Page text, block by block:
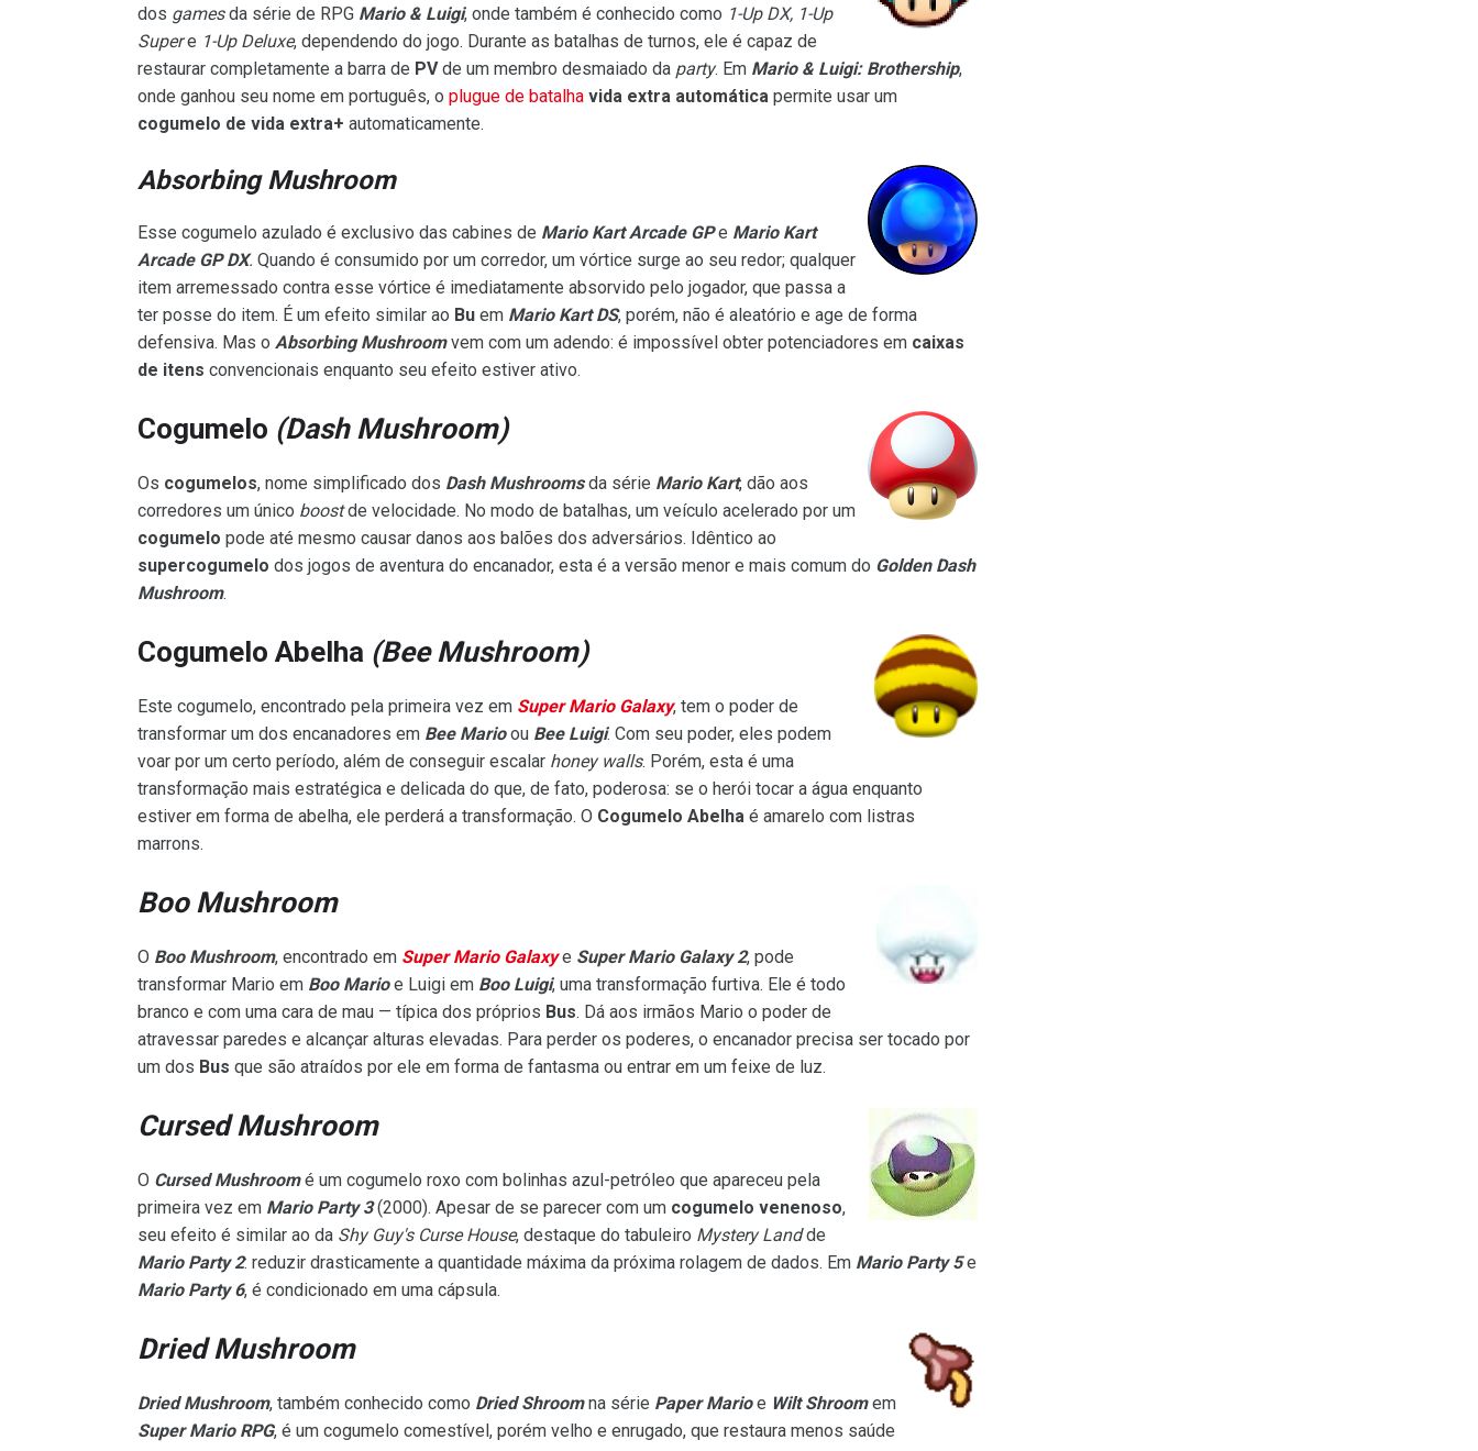
dos gamesda série de RPG Mario & Luigi, onde também é conhecido como 1-Up DX, 1-Up
Supere 1-Up Deluxe, dependendo do jogo. Durante as batalhas de turnos, ele é capaz de
restaurar completamente a barra de PVde um membro desmaiado da party. Em Mario & Luigi: Brothership,
onde ganhou seu nome em português, o plugue de batalha vida extra automática permite usar um
cogumelo de vida extra+ automaticamente.
Absorbing Mushroom
Esse cogumelo azulado é exclusivo das cabines de Mario Kart Arcade GPe Mario Kart
Arcade GP DX. Quando é consumido por um corredor, um vórtice surge ao seu redor; qualquer
item arremessado contra esse vórtice é imediatamente absorvido pelo jogador, que passa a
ter posse do item. É um efeito similar ao Bu em Mario Kart DS, porém, não é aleatório e age de forma
defensiva. Mas o Absorbing Mushroomvem com um adendo: é impossível obter potenciadores em caixas
de itens convencionais enquanto seu efeito estiver ativo.
Cogumelo (Dash Mushroom)
Os cogumelos, nome simplificado dos Dash Mushroomsda série Mario Kart, dão aos
corredores um único boostde velocidade. No modo de batalhas, um veículo acelerado por um
cogumelo pode até mesmo causar danos aos balões dos adversários. Idêntico ao
supercogumelo dos jogos de aventura do encanador, esta é a versão menor e mais comum do Golden Dash
Mushroom.
Cogumelo Abelha (Bee Mushroom)
Este cogumelo, encontrado pela primeira vez em Super Mario Galaxy, tem o poder de
transformar um dos encanadores em Bee Marioou Bee Luigi. Com seu poder, eles podem
voar por um certo período, além de conseguir escalar honey walls. Porém, esta é uma
transformação mais estratégica e delicada do que, de fato, poderosa: se o herói tocar a água enquanto
estiver em forma de abelha, ele perderá a transformação. O Cogumelo Abelha é amarelo com listras
marrons.
Boo Mushroom
O Boo Mushroom, encontrado em Super Mario Galaxye Super Mario Galaxy 2, pode
transformar Mario em Boo Marioe Luigi em Boo Luigi, uma transformação furtiva. Ele é todo
branco e com uma cara de mau — típica dos próprios Bus. Dá aos irmãos Mario o poder de
atravessar paredes e alcançar alturas elevadas. Para perder os poderes, o encanador precisa ser tocado por
um dos Bus que são atraídos por ele em forma de fantasma ou entrar em um feixe de luz.
Cursed Mushroom
O Cursed Mushroomé um cogumelo roxo com bolinhas azul-petróleo que apareceu pela
primeira vez em Mario Party 3(2000). Apesar de se parecer com um cogumelo venenoso,
seu efeito é similar ao da Shy Guy's Curse House, destaque do tabuleiro Mystery Landde
Mario Party 2: reduzir drasticamente a quantidade máxima da próxima rolagem de dados. Em Mario Party 5e
Mario Party 6, é condicionado em uma cápsula.
Dried Mushroom
Dried Mushroom, também conhecido como Dried Shroomna série Paper Marioe Wilt Shroomem
Super Mario RPG, é um cogumelo comestível, porém velho e enrugado, que restaura menos saúde